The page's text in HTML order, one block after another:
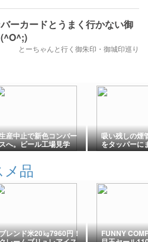
ーカードとうまく行かない御
とーちゃんと行く御朱印・御城印巡り
産中止で新色コンバー
へ。ビール工場見学
吸い残しの煙
をタッパーに
ッケージを断
メ品
レンド米20㎏7960円！ FUNNY